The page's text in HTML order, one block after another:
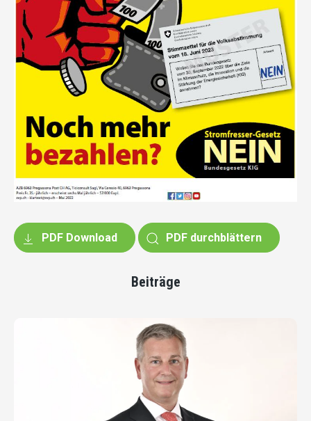
PDF Download PDF durchblättern
Beiträge